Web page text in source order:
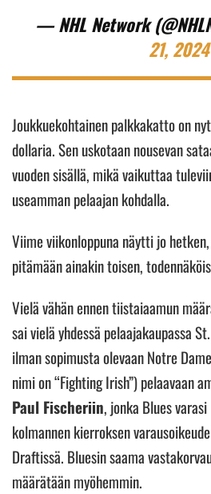
— NHL Network
21, 2024
Joukkuekohtainen palkkakatto on
dollaria. Sen uskotaan nousevan
vuoden sisällä, mikä vaikuttaa
useamman pelaajan kohdalla.
Viime viikonloppuna näytti jo
pitämään ainakin toisen,
Vielä vähän ennen tiistaiaamun
sai vielä yhdessä pelaajakaupassa
ilman sopimusta olevaan Notre
nimi on “Fighting Irish”) pelaavaan
Paul Fischeriin, jonka Blues
kolmannen kierroksen
Draftissä. Bluesin saama
määrätään myöhemmin.